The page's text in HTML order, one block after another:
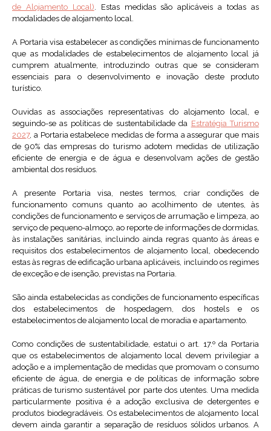
de Alojamento Local). Estas medidas são aplicáveis a todas as
modalidades de alojamento local.
A Portaria visa estabelecer as condições mínimas de funcionamento
que as modalidades de estabelecimentos de alojamento local já
cumprem atualmente, introduzindo outras que se consideram
essenciais para o desenvolvimento e inovação deste produto
turístico.
Ouvidas as associações representativas do alojamento local, e
seguindo-se as políticas de sustentabilidade da Estratégia Turismo
2027, a Portaria estabelece medidas de forma a assegurar que mais
de 90% das empresas do turismo adotem medidas de utilização
eficiente de energia e de água e desenvolvam ações de gestão
ambiental dos resíduos.
A presente Portaria visa, nestes termos, criar condições de
funcionamento comuns quanto ao acolhimento de utentes, às
condições de funcionamento e serviços de arrumação e limpeza, ao
serviço de pequeno-almoço, ao reporte de informações de dormidas,
às instalações sanitárias, incluindo ainda regras quanto às áreas e
requisitos dos estabelecimentos de alojamento local, obedecendo
estas às regras de edificação urbana aplicáveis, incluindo os regimes
de exceção e de isenção, previstas na Portaria.
São ainda estabelecidas as condições de funcionamento específicas
dos estabelecimentos de hospedagem, dos hostels e os
estabelecimentos de alojamento local de moradia e apartamento.
Como condições de sustentabilidade, estatui o art. 17.º da Portaria
que os estabelecimentos de alojamento local devem privilegiar a
adoção e a implementação de medidas que promovam o consumo
eficiente de água, de energia e de políticas de informação sobre
práticas de turismo sustentável por parte dos utentes. Uma medida
particularmente positiva é a adoção exclusiva de detergentes e
produtos biodegradáveis. Os estabelecimentos de alojamento local
devem ainda garantir a separação de resíduos sólidos urbanos. A